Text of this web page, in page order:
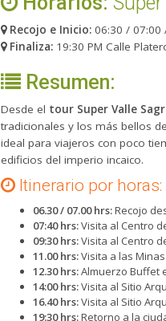
Recojo e Inicio: 06:30 / 07:00
Finaliza: 19:30 PM Calle
Resumen:
Desde el tour Super Valle
tradicionales y los más bellos
ideal para viajeros con poco
edificios del imperio incaico.
Itinerario por horas:
06.30 / 07.00 hrs:Recojo
07:40 hrs:Visita al Centro
09:30 hrs:Visita al Centro
11.00 hrs:Visita a las
12.30 hrs:Almuerzo Buffet
14:00 hrs:Visita al Sitio
16.40 hrs:Visita al Sitio
19:30 hrs:Retorno a la